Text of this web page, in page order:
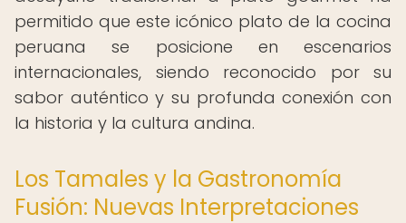
permitido que este icónico plato de la cocina
peruana se posicione en escenarios
internacionales, siendo reconocido por su
sabor auténtico y su profunda conexión con
la historia y la cultura andina.
Los Tamales y la Gastronomía
Fusión: Nuevas Interpretaciones